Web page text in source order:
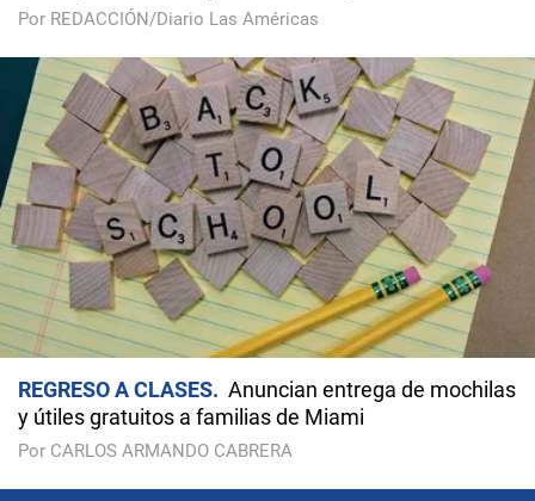
Por REDACCIÓN/Diario Las Américas
REGRESO A CLASES
Anuncian entrega de mochilas
y útiles gratuitos a familias de Miami
Por CARLOS ARMANDO CABRERA